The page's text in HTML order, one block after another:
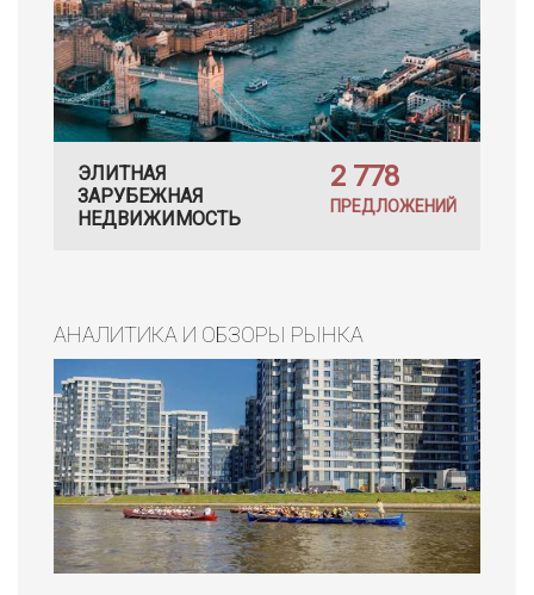
ЭЛИТНАЯ
ЗАРУБЕЖНАЯ
НЕДВИЖИМОСТЬ
2 778
ПРЕДЛОЖЕНИЙ
АНАЛИТИКА И ОБЗОРЫ РЫНКА